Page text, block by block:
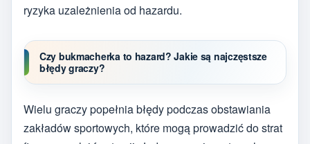
ryzyka uzależnienia od hazardu.
Czy bukmacherka to hazard? Jakie są najczęstsze
błędy graczy?
Wielu graczy popełnia błędy podczas obstawiania
zakładów sportowych, które mogą prowadzić do strat